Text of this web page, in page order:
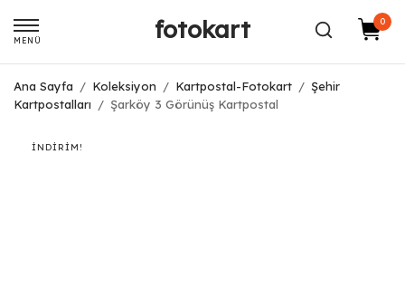
MENÜ fotokart 0
Ana Sayfa / Koleksiyon / Kartpostal-Fotokart / Şehir
Kartpostalları
/ Şarköy 3 Görünüş Kartpostal
İNDIRIM!